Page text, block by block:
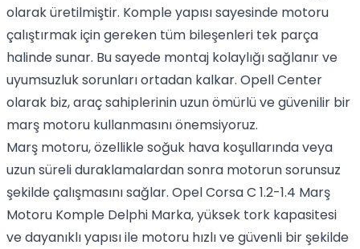
olarak üretilmiştir. Komple yapısı sayesinde motoru
çalıştırmak için gereken tüm bileşenleri tek parça
halinde sunar. Bu sayede montaj kolaylığı sağlanır ve
uyumsuzluk sorunları ortadan kalkar. Opell Center
olarak biz, araç sahiplerinin uzun ömürlü ve güvenilir bir
marş motoru kullanmasını önemsiyoruz.
Marş motoru, özellikle soğuk hava koşullarında veya
uzun süreli duraklamalardan sonra motorun sorunsuz
şekilde çalışmasını sağlar. Opel Corsa C 1.2-1.4 Marş
Motoru Komple Delphi Marka, yüksek tork kapasitesi
ve dayanıklı yapısı ile motoru hızlı ve güvenli bir şekilde